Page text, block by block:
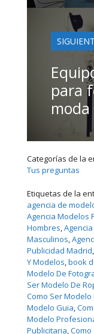
para
moda
Categorías de la
Tus preguntas
Etiquetas de la
agencia de
Agencia Modelos
Hombres,
Masculinos,
Publicidad Madrid,
Y Modelos, book
Modelo De
Ser Modelo De
Como Ser
Modelo Guia,
Modelo
Publicitaria,